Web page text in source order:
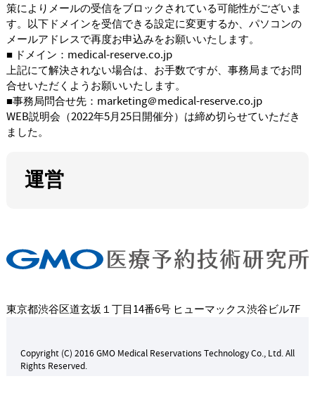
策によりメールの受信をブロックされている可能性がございま
す。以下ドメインを受信できる設定に変更するか、パソコンの
メールアドレスで再度お申込みをお願いいたします。
■ ドメイン：medical-reserve.co.jp
上記にて解決されない場合は、お手数ですが、事務局までお問
合せいただくようお願いいたします。
■事務局問合せ先：marketing＠medical-reserve.co.jp
WEB説明会（2022年5月25日開催分）は締め切らせていただき
ました。
運営
東京都渋谷区道玄坂１丁目14番6号 ヒューマックス渋谷ビル7F
Copyright (C) 2016 GMO Medical Reservations Technology Co., Ltd. All
Rights Reserved.